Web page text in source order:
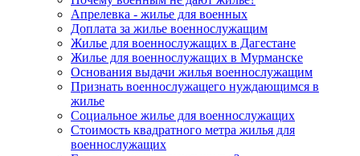
Апрелевка - жилье для военных
Доплата за жилье военнослужащим
Жилье для военнослужащих в Дагестане
Жилье для военнослужащих в Мурманске
Основания выдачи жилья военнослужащим
Признать военнослужащего нуждающимся в
жилье
Социальное жилье для военнослужащих
Стоимость квадратного метра жилья для
военнослужащих